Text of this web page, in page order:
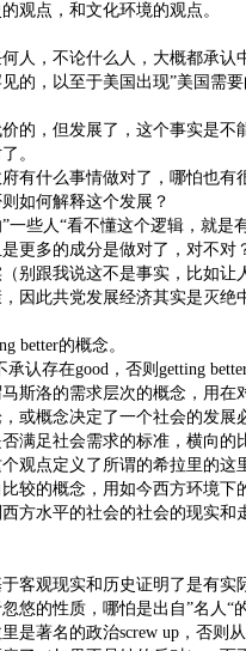
观点，和文化环境的观点。
人，不论什么人，大概都承认
的，以至于美国出现”美国需
的，但发展了，这个事实是不
。
有什么事情做对了，哪怕也有
如何解释这个发展？
一些人“看不懂这个逻辑，就是
更多的成分是做对了，对不对
别跟我说这不是事实，比如让
因此共党发展经济其实是灭绝
better的概念。
承认存在good，否则getting
斯洛的需求层次的概念，用在
或概念决定了一个社会的发展
满足社会需求的标准，横向的
观点定义了所谓的希拉里的这
较的概念，用如今西方环境下
方水平的社会的社会的现实和
客观现实和历史证明了是有实
悠的性质，哪怕是出自”名人“
是著名的政治screw up，否则